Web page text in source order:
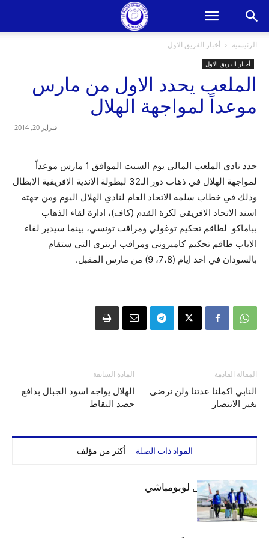
الرئيسية أخبار الفريق الاول
أخبار الفريق الاول
الملعب يحدد الاول من مارس
موعداً لمواجهة الهلال
فبراير 20, 2014
حدد نادي الملعب المالي يوم السبت الموافق 1 مارس موعداً
لمواجهة الهلال في ذهاب دور الـ32 لبطولة الاندية الافريقية الابطال
وذلك في خطاب سلمه الاتحاد العام لنادي الهلال اليوم ومن جهته
اسند الاتحاد الافريقي لكرة القدم (كاف)، ادارة لقاء الذهاب
بباماكو لطاقم تحكيم توغولي ومراقب تونسي، بينما سيدير لقاء
الاياب طاقم تحكيم كاميروني ومراقب اريتري التي ستقام
بالسودان في احد ايام (7،8، 9) من مارس المقبل.
المادة السابقة
الهلال يواجه اسود الجبال بدافع
حصد النقاط
المقالة القادمة
النابي اكملنا عدتنا ولن نرضى
بغير الانتصار
المواد ذات الصلة أكثر من مؤلف
بعثة الهلال تصل لوبومباشي